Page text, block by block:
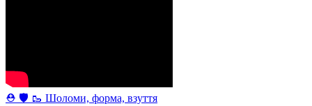
⛑ 🛡 🥾 Шоломи, форма, взуття